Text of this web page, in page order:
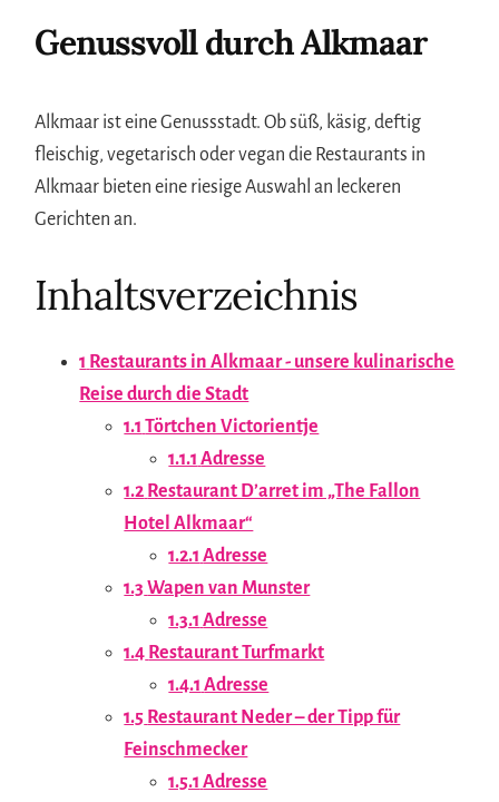
Genussvoll durch Alkmaar
Alkmaar ist eine Genussstadt. Ob süß, käsig, deftig
fleischig, vegetarisch oder vegan die Restaurants in
Alkmaar bieten eine riesige Auswahl an leckeren
Gerichten an.
Inhaltsverzeichnis
1 Restaurants in Alkmaar - unsere kulinarische
Reise durch die Stadt
1.1 Törtchen Victorientje
1.1.1 Adresse
1.2 Restaurant D’arret im „The Fallon
Hotel Alkmaar“
1.2.1 Adresse
1.3 Wapen van Munster
1.3.1 Adresse
1.4 Restaurant Turfmarkt
1.4.1 Adresse
1.5 Restaurant Neder – der Tipp für
Feinschmecker
1.5.1 Adresse